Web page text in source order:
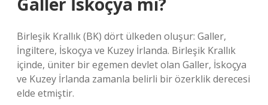
Birleşik Krallık (BK) dört ülkeden oluşur: Galler,
İngiltere, İskoçya ve Kuzey İrlanda. Birleşik Krallık
içinde, üniter bir egemen devlet olan Galler, İskoçya
ve Kuzey İrlanda zamanla belirli bir özerklik derecesi
elde etmiştir.